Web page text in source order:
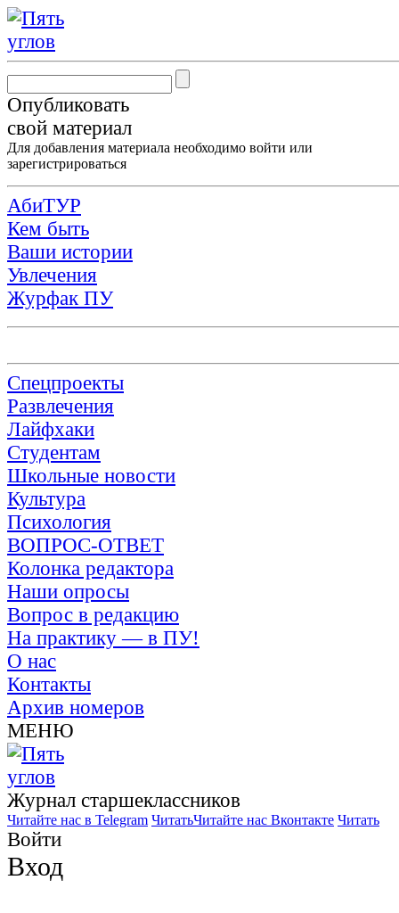
Опубликовать
свой материал
Для добавления материала необходимо войти или
зарегистрироваться
АбиТУР
Кем быть
Ваши истории
Увлечения
Журфак ПУ
Спецпроекты
Развлечения
Лайфхаки
Студентам
Школьные новости
Культура
Психология
ВОПРОС-ОТВЕТ
Колонка редактора
Наши опросы
Вопрос в редакцию
На практику — в ПУ!
О нас
Контакты
Архив номеров
МЕНЮ
Журнал старшекласcников
Читайте нас в Telegram ЧитатьЧитайте нас Вконтакте Читать
Войти
Вход